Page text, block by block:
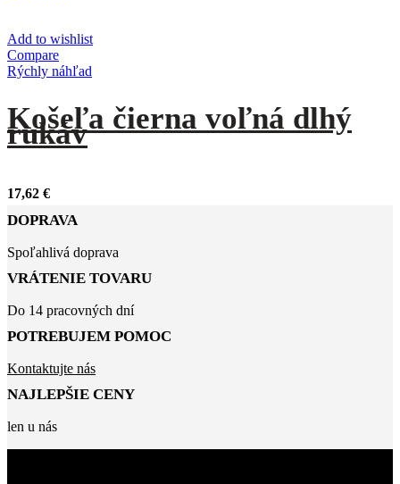
Add to wishlist
Compare
Rýchly náhľad
Košeľa čierna voľná dlhý
rukáv
17,62 €
DOPRAVA
Spoľahlivá doprava
VRÁTENIE TOVARU
Do 14 pracovných dní
POTREBUJEM POMOC
Kontaktujte nás
NAJLEPŠIE CENY
len u nás